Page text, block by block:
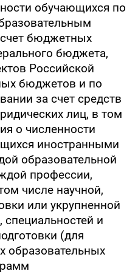
обучающихся по
бюджетных
бюджета,
Российской
бюджетов и по
за счет средств
лиц, в том
о численности
иностранными
образовательной
профессии,
числе научной,
или укрупненной
специальностей и
(для
образовательных